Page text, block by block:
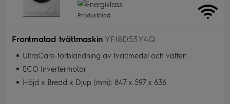
Produktblad
Frontmatad tvättmaskin YFI8D53Y4Q
UltraCare-förblandning av tvättmedel och vatten
ECO Invertermotor
Höjd x Bredd x Djup (mm): 847 x 597 x 636